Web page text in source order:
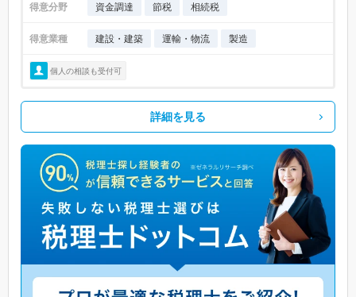
得意分野 資金調達 節税 相続税
得意業種 建設・建築 運輸・物流 製造
個人の相談も受付可
詳細を見る